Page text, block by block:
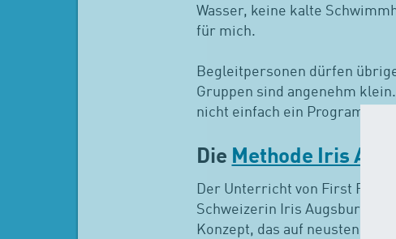
Wasser, keine kalte
für mich.
Begleitpersonen dürfen
Gruppen sind angenehm
nicht einfach ein Programm
Die Methode Iris
Der Unterricht von First Flow
Schweizerin Iris Augsburger,
Konzept, das auf neusten